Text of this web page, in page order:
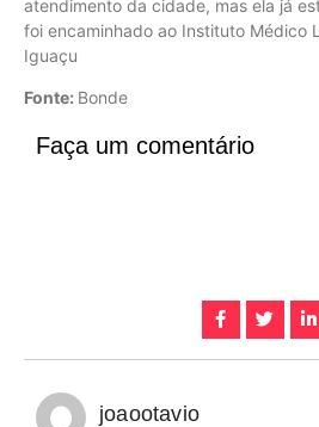
atendimento da cidade, mas ela já
foi encaminhado ao Instituto Médico
Iguaçu
Fonte: Bonde
Faça um comentário
joaootavio